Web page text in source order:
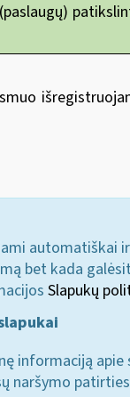
automatiškai
bet kada
Slapukų
informaciją
naršymo